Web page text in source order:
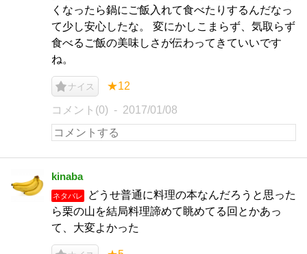
くなったら鍋にご飯入れて食べたりするんだなっ
て少し安心したな。 変にかしこまらず、気取らず
食べるご飯の美味しさが伝わってきていいです
ね。
ナイス ★12
コメント(0) 2017/01/08
kinaba
ネタバレ
どうせ普通に料理の本なんだろうと思った
ら栗の山を結局料理諦めて眺めてる回とかあっ
て、大変よかった